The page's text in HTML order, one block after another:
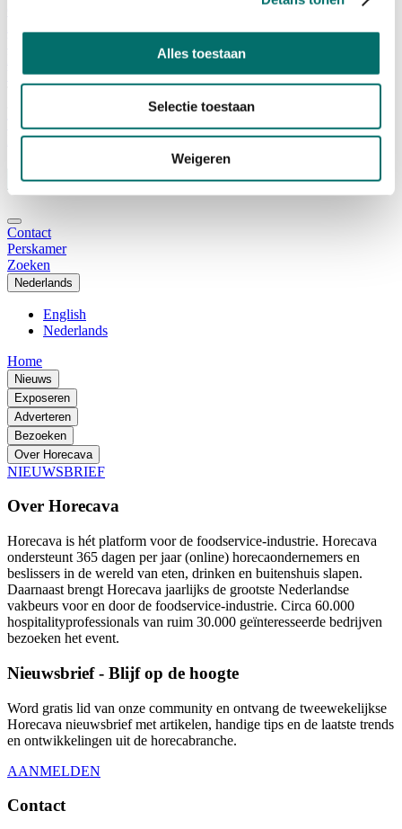
Alles toestaan
Selectie toestaan
Weigeren
Vacatures
Ticket kopen voor Horecava
TICKETS HORECAVA
NIEUWSBRIEF
Contact
Perskamer
Zoeken
Nederlands
English
Nederlands
Home
Nieuws
Exposeren
Adverteren
Bezoeken
Over Horecava
NIEUWSBRIEF
Over Horecava
Horecava is hét platform voor de foodservice-industrie. Horecava
ondersteunt 365 dagen per jaar (online) horecaondernemers en
beslissers in de wereld van eten, drinken en buitenshuis slapen.
Daarnaast brengt Horecava jaarlijks de grootste Nederlandse
vakbeurs voor en door de foodservice-industrie. Circa 60.000
hospitalityprofessionals van ruim 30.000 geïnteresseerde bedrijven
bezoeken het event.
Nieuwsbrief - Blijf op de hoogte
Word gratis lid van onze community en ontvang de tweewekelijkse
Horecava nieuwsbrief met artikelen, handige tips en de laatste trends
en ontwikkelingen uit de horecabranche.
AANMELDEN
Contact